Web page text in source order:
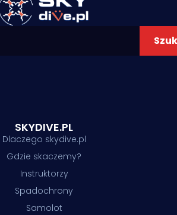
SKYDIVE.PL
Dlaczego skydive.pl
Gdzie skaczemy?
Instruktorzy
Spadochrony
Samolot